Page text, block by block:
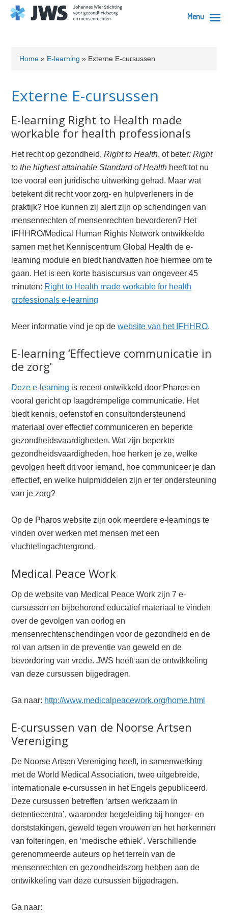
primary
content
primary
secondary
footer
Home » E-learning » Externe E-cursussen
Externe E-cursussen
E-learning Right to Health made
workable for health professionals
Het recht op gezondheid,Right to Health, of beter: Right
to the highest attainable Standard of Health heeft tot nu
toe vooral een juridische uitwerking gehad. Maar wat
betekent dit recht voor zorg- en hulpverleners in de
praktijk? Hoe kunnen zij alert zijn op schendingen van
mensenrechten of mensenrechten bevorderen? Het
IFHHRO/Medical Human Rights Network ontwikkelde
samen met het Kenniscentrum Global Health de e-
learning module en biedt handvatten hoe hiermee om te
gaan. Het is een korte basiscursus van ongeveer 45
minuten: Right to Health made workable for health
professionals e-learning
Meer informatie vind je op dewebsite van het IFHHRO.
E-learning ‘Effectieve communicatie in
de zorg’
Deze e-learning is recent ontwikkeld door Pharos en
vooral gericht op laagdrempelige communicatie. Het
biedt kennis, oefenstof en consultondersteunend
materiaal over effectief communiceren en beperkte
gezondheidsvaardigheden. Wat zijn beperkte
gezondheidsvaardigheden, hoe herken je ze, welke
gevolgen heeft dit voor iemand, hoe communiceer je dan
effectief, en welke hulpmiddelen zijn er ter ondersteuning
van je zorg?
Op de Pharos website zijn ook meerdere e-learnings te
vinden over werken met mensen met een
vluchtelingachtergrond.
Medical Peace Work
Op de website van Medical Peace Work zijn 7 e-
cursussen en bijbehorend educatief materiaal te vinden
over de gevolgen van oorlog en
mensenrechtenschendingen voor de gezondheid en de
rol van artsen in de preventie van geweld en de
bevordering van vrede. JWS heeft aan de ontwikkeling
van deze cursussen bijgedragen.
Ga naar: http://www.medicalpeacework.org/home.html
E-cursussen van de Noorse Artsen
Vereniging
De Noorse Artsen Vereniging heeft, in samenwerking
met de World Medical Association, twee uitgebreide,
internationale e-cursussen in het Engels gepubliceerd.
Deze cursussen betreffen ‘artsen werkzaam in
detentiecentra’, waaronder begeleiding bij honger- en
dorststakingen, geweld tegen vrouwen en het herkennen
van folteringen, en ‘medische ethiek’. Verschillende
gerenommeerde auteurs op het terrein van de
mensenrechten en gezondheidszorg hebben aan de
ontwikkeling van deze cursussen bijgedragen.
Ga naar:
Menu